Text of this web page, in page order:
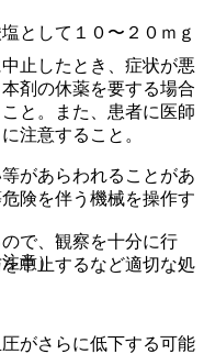
止したとき、症状が悪
剤の休薬を要する場合
と。また、患者に医師
注意すること。
があらわれることがあ
険を伴う機械を操作す
意）
がさらに低下する可能
として１０〜２０ｍｇ
で、観察を十分に行
中止するなど適切な処